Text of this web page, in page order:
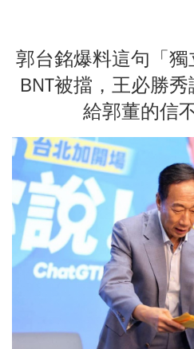
郭台銘爆料這句「
BNT被擋，王必勝
給郭董的信